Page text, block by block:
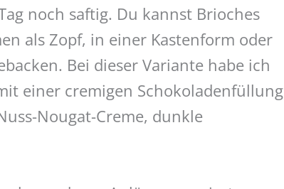
noch saftig. Du kannst Brioches
als Zopf, in einer Kastenform oder
Bei dieser Variante habe ich
einer cremigen Schokoladenfüllung
Nougat-Creme, dunkle